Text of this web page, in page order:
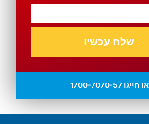
שלח עכשיו
או חייגו 1700-7070-57